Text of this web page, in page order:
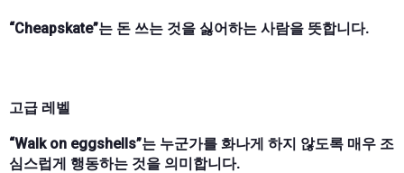
“Cheapskate”는 돈 쓰는 것을 싫어하는 사람을 뜻합니다.
고급 레벨
“Walk on eggshells”는 누군가를 화나게 하지 않도록 매우 조
심스럽게 행동하는 것을 의미합니다.